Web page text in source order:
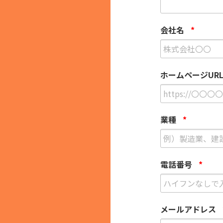
会社名 *
ホームページURL
業種 *
電話番号 *
メールアドレス